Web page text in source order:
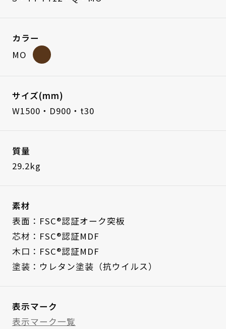
カラー
MO
サイズ(mm)
W1500・D900・t30
質量
29.2kg
素材
表面：FSC®認証オーク突板
芯材：FSC®認証MDF
木口：FSC®認証MDF
塗装：ウレタン塗装（抗ウイルス）
表示マーク
表示マーク一覧